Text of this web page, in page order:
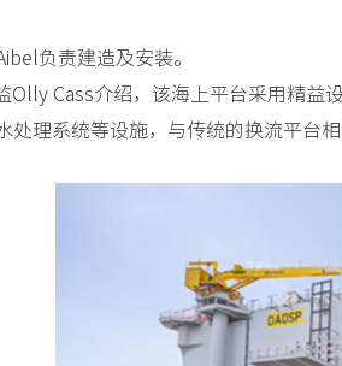
负责建造及安装。
Cass介绍，该海上平台采用精
理系统等设施，与传统的换流平台